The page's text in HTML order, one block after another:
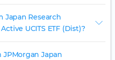
Japan Research
UCITS ETF (Dist)?
Japan